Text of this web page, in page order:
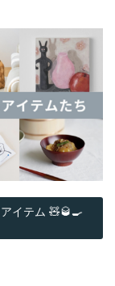
イテム 🧸🥃🍳